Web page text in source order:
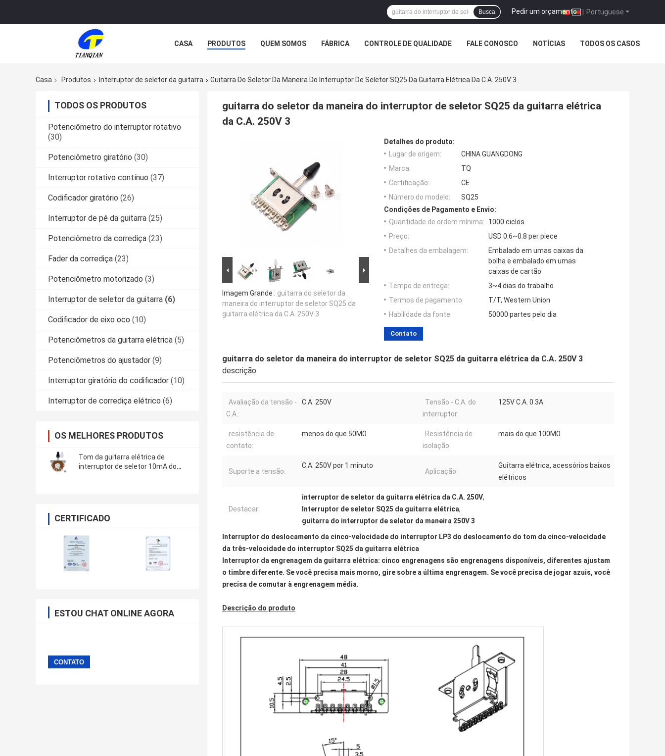
Portuguese
Pedir um orçamento |
Busca
CASA PRODUTOS QUEM SOMOS FÁBRICA CONTROLE DE QUALIDADE FALE CONOSCO NOTÍCIAS TODOS OS CASOS
Casa Produtos Interruptor de seletor da guitarra Guitarra Do Seletor Da Maneira Do Interruptor De Seletor SQ25 Da Guitarra Elétrica Da C.A. 250V 3
TODOS OS PRODUTOS
Potenciômetro do interruptor rotativo
(30)
Potenciômetro giratório (30)
Interruptor rotativo contínuo (37)
Codificador giratório (26)
Interruptor de pé da guitarra (25)
Potenciômetro da corrediça (23)
Fader da corrediça (23)
Potenciômetro motorizado (3)
Interruptor de seletor da guitarra (6)
Codificador de eixo oco (10)
Potenciômetros da guitarra elétrica (5)
Potenciômetros do ajustador (9)
Interruptor giratório do codificador (10)
Interruptor de corrediça elétrico (6)
OS MELHORES PRODUTOS
Tom da guitarra elétrica de
interruptor de seletor 10mA do
CERTIFICADO
ESTOU CHAT ONLINE AGORA
guitarra do seletor da maneira do interruptor de seletor SQ25 da guitarra elétrica
da C.A. 250V 3
Imagem Grande : guitarra do seletor da
maneira do interruptor de seletor SQ25 da
guitarra elétrica da C.A. 250V 3
Detalhes do produto:
Lugar de origem:
CHINA GUANGDONG
Marca:
TQ
Certificação:
CE
Número do modelo:
SQ25
Condições de Pagamento e Envio:
Quantidade de ordem mínima:
1000 ciclos
Preço:
USD 0.6~0.8 per piece
Detalhes da embalagem:
Embalado em umas caixas da
bolha e embalado em umas
caixas de cartão
Tempo de entrega:
3~4 dias do trabalho
Termos de pagamento:
T/T, Western Union
Habilidade da fonte:
50000 partes pelo dia
Contato
guitarra do seletor da maneira do interruptor de seletor SQ25 da guitarra elétrica da C.A. 250V 3
descrição
Avaliação da tensão -
C.A.:
C.A. 250V
Tensão - C.A. do
interruptor:
125V C.A. 0.3A
resistência de
contato:
menos do que 50MΩ
Resistência de
isolação:
mais do que 100MΩ
Suporte a tensão:
C.A. 250V por 1 minuto
Aplicação:
Guitarra elétrica, acessórios baixos
elétricos
Destacar:
interruptor de seletor da guitarra elétrica da C.A. 250V,
Interruptor de seletor SQ25 da guitarra elétrica,
guitarra do interruptor de seletor da maneira 250V 3
Interruptor do deslocamento da cinco-velocidade do interruptor LP3 do deslocamento do tom da cinco-velocidade
da três-velocidade do interruptor SQ25 da guitarra elétrica
Interruptor da engrenagem da guitarra elétrica: cinco engrenagens são engrenagens disponíveis, diferentes ajustam
o timbre diferente. Se você precisa mais morno, gire sobre a última engrenagem. Se você precisa de jogar azuis, você
precisa de comutar à engrenagem média.
Descrição do produto